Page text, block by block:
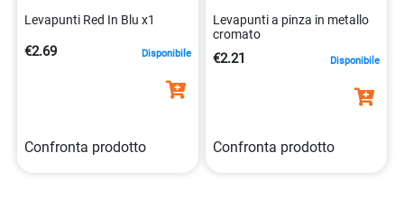
Levapunti Red In Blu x1
€2.69 Disponibile
Confronta prodotto
Levapunti a pinza in metallo
cromato
€2.21 Disponibile
Confronta prodotto